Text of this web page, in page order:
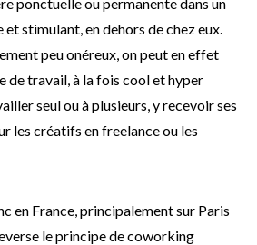
stimulant, en dehors de chez eux.
peu onéreux, on peut en effet
de travail, à la fois cool et hyper
seul ou à plusieurs, y recevoir ses
les créatifs en freelance ou les
en France, principalement sur Paris
le principe de coworking